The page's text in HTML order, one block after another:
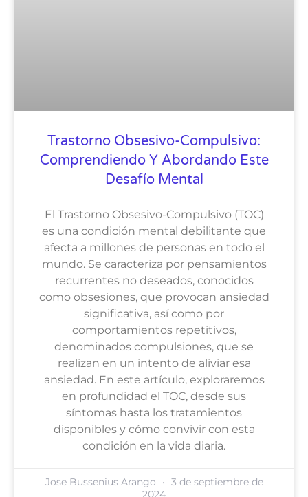
Trastorno Obsesivo-Compulsivo:
Comprendiendo Y Abordando Este
Desafío Mental
El Trastorno Obsesivo-Compulsivo (TOC)
es una condición mental debilitante que
afecta a millones de personas en todo el
mundo. Se caracteriza por pensamientos
recurrentes no deseados, conocidos
como obsesiones, que provocan ansiedad
significativa, así como por
comportamientos repetitivos,
denominados compulsiones, que se
realizan en un intento de aliviar esa
ansiedad. En este artículo, exploraremos
en profundidad el TOC, desde sus
síntomas hasta los tratamientos
disponibles y cómo convivir con esta
condición en la vida diaria.
Jose Bussenius Arango
3 de septiembre de
2024